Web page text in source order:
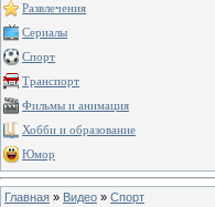
Развлечения
Сериалы
Спорт
Транспорт
Фильмы и анимация
Хобби и образование
Юмор
Главная » Видео » Спорт